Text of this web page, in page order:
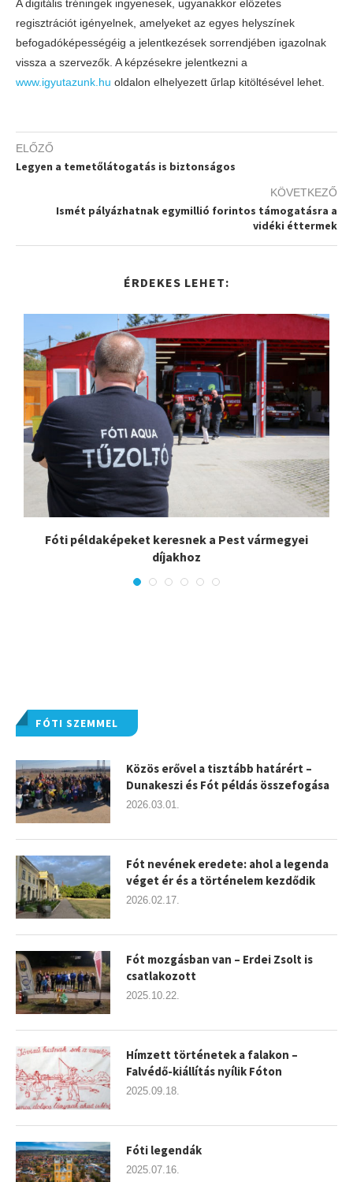
A digitális tréningek ingyenesek, ugyanakkor előzetes
regisztrációt igényelnek, amelyeket az egyes helyszínek
befogadóképességéig a jelentkezések sorrendjében igazolnak
vissza a szervezők. A képzésekre jelentkezni a
www.igyutazunk.hu oldalon elhelyezett űrlap kitöltésével lehet.
ELŐZŐ
Legyen a temetőlátogatás is biztonságos
KÖVETKEZŐ
Ismét pályázhatnak egymillió forintos támogatásra a
vidéki éttermek
ÉRDEKES LEHET:
Fóti példaképeket keresnek a Pest vármegyei
díjakhoz
FÓTI SZEMMEL
Közös erővel a tisztább határért –
Dunakeszi és Fót példás összefogása
2026.03.01.
Fót nevének eredete: ahol a legenda
véget ér és a történelem kezdődik
2026.02.17.
Fót mozgásban van – Erdei Zsolt is
csatlakozott
2025.10.22.
Hímzett történetek a falakon –
Falvédő-kiállítás nyílik Fóton
2025.09.18.
Fóti legendák
2025.07.16.